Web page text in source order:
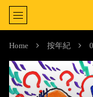
Home 按年紀